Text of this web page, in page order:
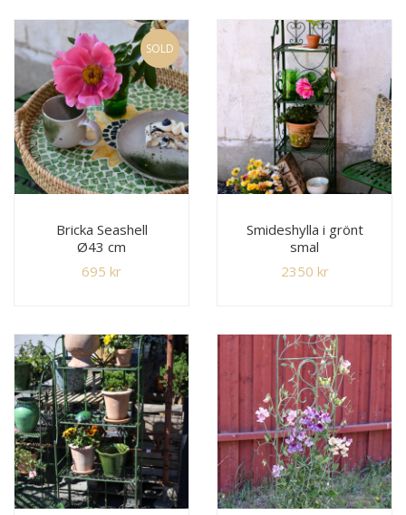
SOLD
Bricka Seashell
Ø43 cm
695 kr
Smideshylla i grönt
smal
2350 kr